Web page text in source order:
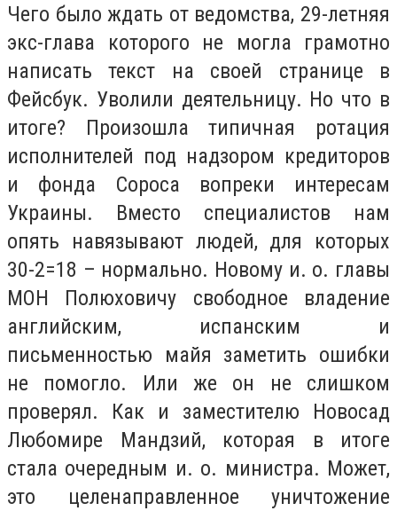
Чего было ждать от ведомства, 29-летняя
экс-глава которого не могла грамотно
написать текст на своей странице в
Фейсбук. Уволили деятельницу. Но что в
итоге? Произошла типичная ротация
исполнителей под надзором кредиторов
и фонда Сороса вопреки интересам
Украины. Вместо специалистов нам
опять навязывают людей, для которых
30-2=18 – нормально. Новому и. о. главы
МОН Полюховичу свободное владение
английским, испанским и
письменностью майя заметить ошибки
не помогло. Или же он не слишком
проверял. Как и заместителю Новосад
Любомире Мандзий, которая в итоге
стала очередным и. о. министра. Может,
это целенаправленное уничтожение